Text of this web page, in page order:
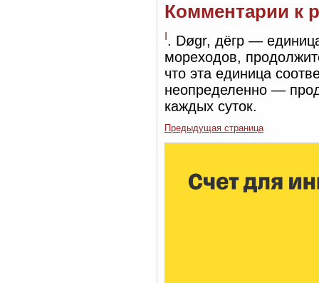
Комментарии к
I. Døgr, дёгр —
мореходов,
что эта единица
неопределенно —
каждых суток.
Предыдущая страница